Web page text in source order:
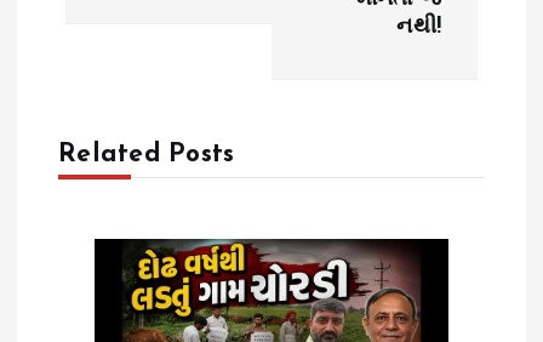
g
નથી!
Related Posts